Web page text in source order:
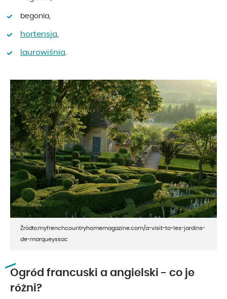
begonia,
hortensja,
laurowiśnia.
Źródło:myfrenchcountryhomemagazine.com/a-visit-to-les-jardins-
de-marqueyssac
Ogród francuski a angielski - co je
różni?